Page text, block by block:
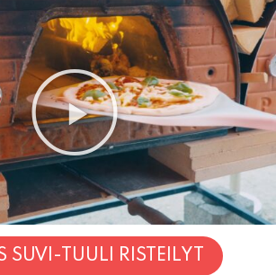
SUVI-TUULI RISTEILYT